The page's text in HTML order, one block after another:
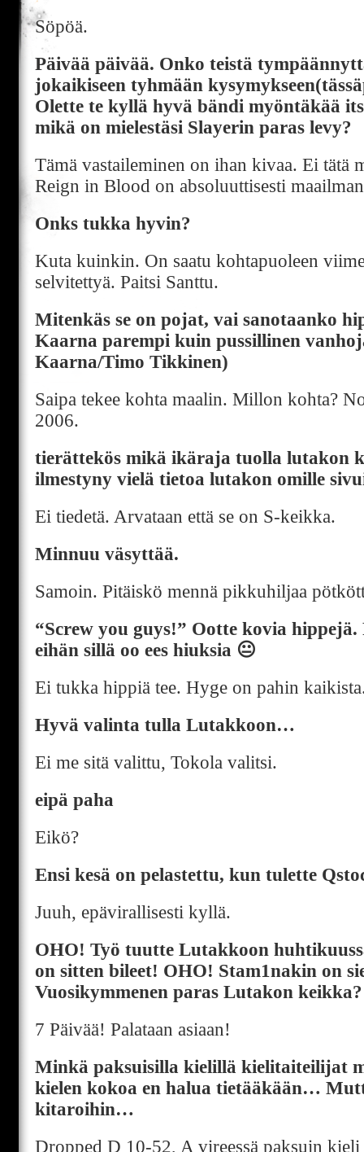
Söpöä.
Päivää päivää. Onko teistä
jokaikiseen tyhmään
Olette te kyllä hyvä bändi myöntäkää
mikä on mielestäsi Slayerin paras levy?
Tämä vastaileminen on ihan kivaa. Ei tätä
Reign in Blood on absoluuttisesti
Onks tukka hyvin?
Kuta kuinkin. On saatu kohtapuoleen
selvitettyä. Paitsi Santtu.
Mitenkäs se on pojat, vai sanotaanko
Kaarna parempi kuin pussillinen
Kaarna/Timo Tikkinen)
Saipa tekee kohta maalin. Millon kohta?
2006.
tierättekös mikä ikäraja tuolla lutakon
ilmestyny vielä tietoa lutakon omille
Ei tiedetä. Arvataan että se on S-keikka.
Minnuu väsyttää.
Samoin. Pitäiskö mennä pikkuhiljaa
“Screw you guys!” Ootte kovia hippejä.
eihän sillä oo ees hiuksia 😐
Ei tukka hippiä tee. Hyge on pahin
Hyvä valinta tulla Lutakkoon…
Ei me sitä valittu, Tokola valitsi.
eipä paha
Eikö?
Ensi kesä on pelastettu, kun tulette
Juuh, epävirallisesti kyllä.
OHO! Työ tuutte Lutakkoon
on sitten bileet! OHO! Stam1nakin on
Vuosikymmenen paras Lutakon keikka?
7 Päivää! Palataan asiaan!
Minkä paksuisilla kielillä kielitaiteilijat
kielen kokoa en halua tietääkään…
kitaroihin…
Dropped D 10-52, A vireessä paksuin